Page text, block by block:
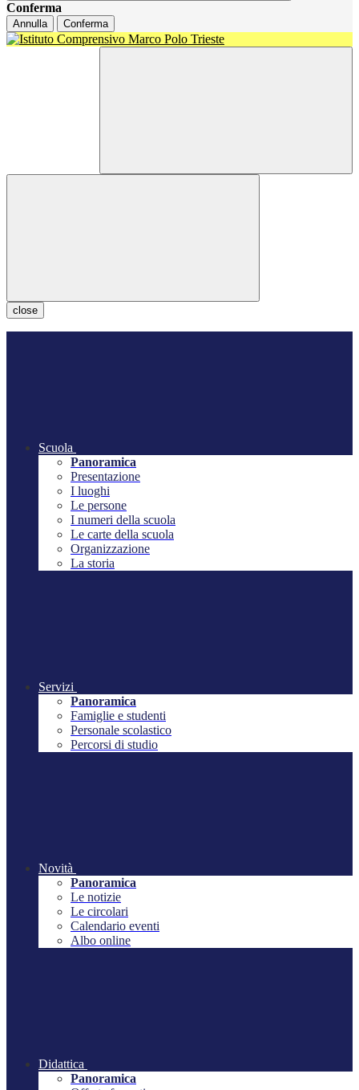
Conferma
Annulla Conferma
close
Scuola
Panoramica
Presentazione
I luoghi
Le persone
I numeri della scuola
Le carte della scuola
Organizzazione
La storia
Servizi
Panoramica
Famiglie e studenti
Personale scolastico
Percorsi di studio
Novità
Panoramica
Le notizie
Le circolari
Calendario eventi
Albo online
Didattica
Panoramica